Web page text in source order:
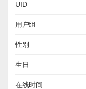
UID
用户组
性别
生日
在线时间